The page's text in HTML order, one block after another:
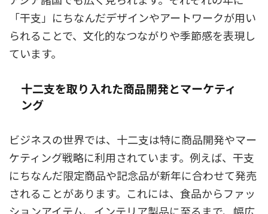
「干支」にちなんだデザインやアートワークが用い
られることで、文化的なつながりや季節感を表現し
ています。
十二支を取り入れた商品開発とマーケティ
ング
ビジネスの世界では、十二支は特に商品開発やマー
ケティング戦略に利用されています。例えば、干支
にちなんだ限定商品や記念品が新年に合わせて発売
されることがあります。これには、食品からファッ